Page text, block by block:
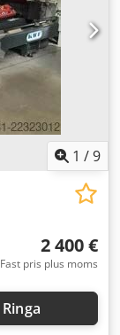
1 /9
2 400 €
Fast pris plus moms
Ringa